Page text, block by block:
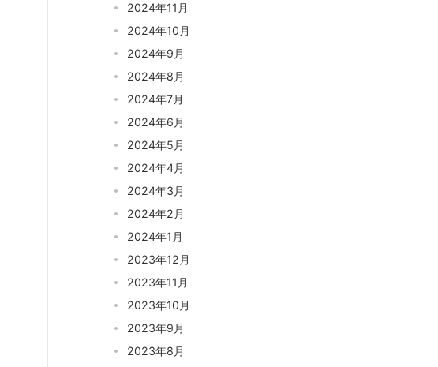
2024年11月
2024年10月
2024年9月
2024年8月
2024年7月
2024年6月
2024年5月
2024年4月
2024年3月
2024年2月
2024年1月
2023年12月
2023年11月
2023年10月
2023年9月
2023年8月